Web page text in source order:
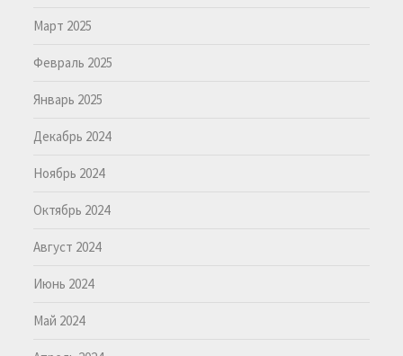
Март 2025
Февраль 2025
Январь 2025
Декабрь 2024
Ноябрь 2024
Октябрь 2024
Август 2024
Июнь 2024
Май 2024